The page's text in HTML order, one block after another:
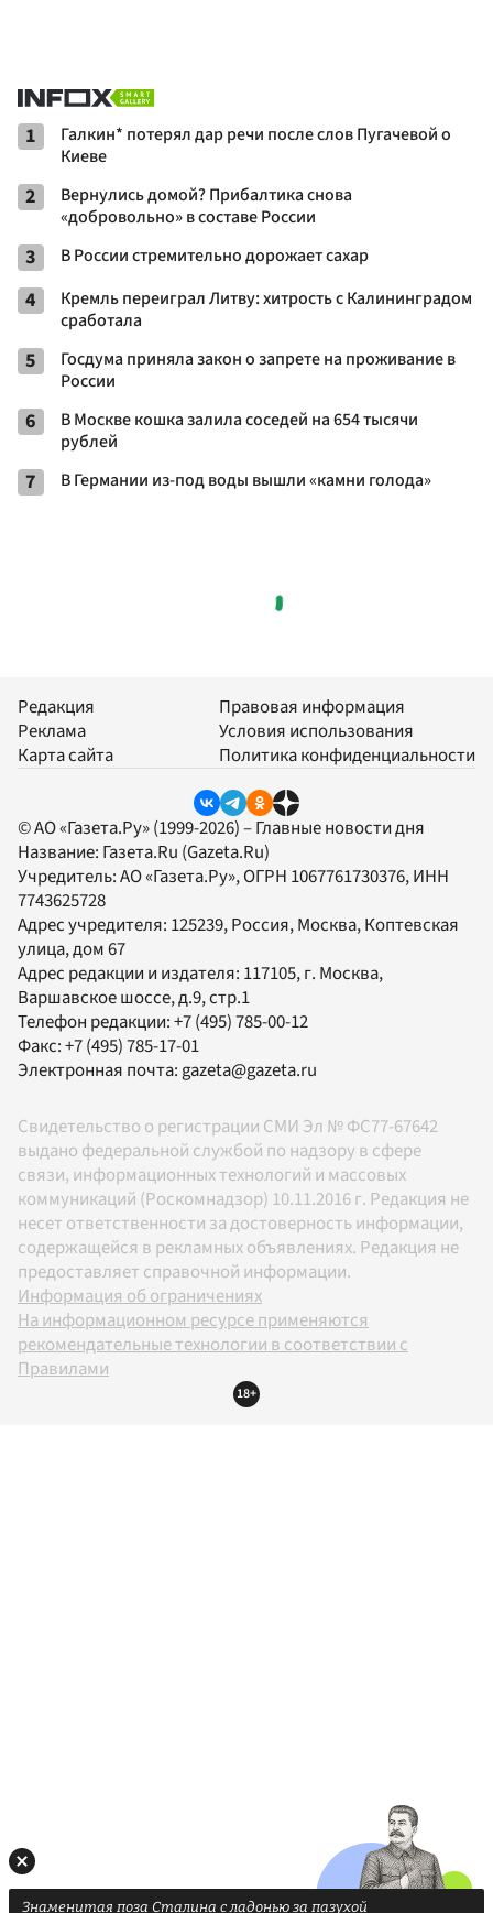
1
Галкин* потерял дар речи после слов Пугачевой о
Киеве
2
Вернулись домой? Прибалтика снова
«добровольно» в составе России
3 В России стремительно дорожает сахар
4
Кремль переиграл Литву: хитрость с Калининградом
сработала
5
Госдума приняла закон о запрете на проживание в
России
6
В Москве кошка залила соседей на 654 тысячи
рублей
7 В Германии из-под воды вышли «камни голода»
Редакция
Реклама
Карта сайта
Правовая информация
Условия использования
Политика конфиденциальности
© АО «Газета.Ру» (1999-2026) – Главные новости дня
Название: Газета.Ru (Gazeta.Ru)
Учредитель:АО «Газета.Ру», ОГРН 1067761730376, ИНН
7743625728
Адрес учредителя: 125239, Россия, Москва, Коптевская
улица, дом 67
Адрес редакции и издателя: 117105, г. Москва,
Варшавское шоссе, д.9, стр.1
Телефон редакции:+7 (495) 785-00-12
Факс:+7 (495) 785-17-01
Электронная почта:gazeta@gazeta.ru
Свидетельство о регистрации СМИ Эл № ФС77-67642
выдано федеральной службой по надзору в сфере
связи, информационных технологий и массовых
коммуникаций (Роскомнадзор) 10.11.2016 г. Редакция не
несет ответственности за достоверность информации,
содержащейся в рекламных объявлениях. Редакция не
предоставляет справочной информации.
Информация об ограничениях
На информационном ресурсе применяются
рекомендательные технологии в соответствии с
Правилами
18+
Знаменитая поза Сталина с ладонью за пазухой